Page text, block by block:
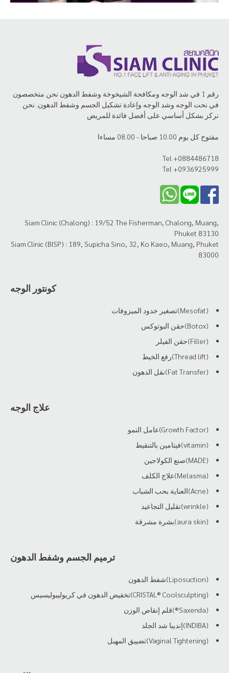
رقم 1 في شد الوجه ومكافحة الشيخوخة وشفط الدهون نحن متخصصون
في نحت الوجه وشد الوجه وإعادة تشكيل الجسم وشفط الدهون. نحن
نركز بشكل أساسي على أفضل فائدة للمريض
مفتوح كل يوم 10.00 صباحا - 08.00 مساءا
Tel +0884486718
Tel +0936925999
Siam Clinic (Chalong) : 19/52 The Fisherman, Chalong, Muang,
Phuket 83130
Siam Clinic (BISP) : 189, Supicha Sino, 32, Ko Kaeo, Muang, Phuket
83000
كونتور الوجه
(Mesofat)تصغير خدود الميزوفات
(Botox)حقن البوتوكس
(Filler)حقن الفيلر
(Thread lift)رفع الخيط
(Fat Transfer)نقل الدهون
علاج الوجه
(Growth Factor)عامل النمو
(vitamin)فيتامين بالتنقيط
(MADE)صنع الكولاجين
(Melasma)علاج الكلف
(Acne)العناية بحب الشباب
(wrinkle)تقليل التجاعيد
(aura skin)بشرة مشرقة
ترميم الجسم وشفط الدهون
(Liposuction)شفط الدهون
(CRISTAL® Coolsculpting)تخفيض الدهون في كريوليبوليسيس
(Saxenda®)قلم إنقاص الوزن
(INDIBA)إنديبا شد الجلد
(Vaginal Tightening)تضييق المهبل